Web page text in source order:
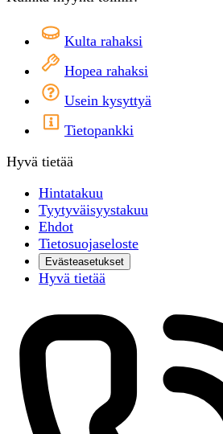
Kulta rahaksi
Hopea rahaksi
Usein kysyttyä
Tietopankki
Hyvä tietää
Hintatakuu
Tyytyväisyystakuu
Ehdot
Tietosuojaseloste
Evästeasetukset
Hyvä tietää